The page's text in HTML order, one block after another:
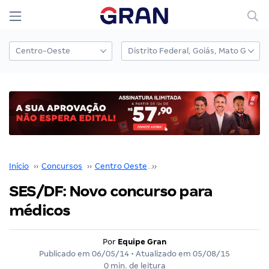
Início ›› Concursos ›› Centro Oeste ››
SES/DF: Novo concurso para
médicos
Por Equipe Gran
Publicado em 06/05/14 • Atualizado em 05/08/15
0 min. de leitura